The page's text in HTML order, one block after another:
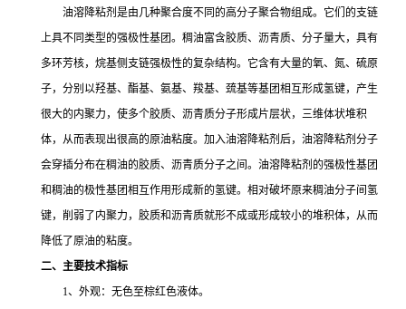
油溶降粘剂是由几种聚合度不同的高分子聚合物组成。它们的支链
上具不同类型的强极性基团。稠油富含胶质、沥青质、分子量大，具有
多环芳核，烷基侧支链强极性的复杂结构。它含有大量的氧、氮、硫原
子，分别以羟基、酯基、氨基、羧基、巯基等基团相互形成氢键，产生
很大的内聚力，使多个胶质、沥青质分子形成片层状，三维体状堆积
体，从而表现出很高的原油粘度。加入油溶降粘剂后，油溶降粘剂分子
会穿插分布在稠油的胶质、沥青质分子之间。油溶降粘剂的强极性基团
和稠油的极性基团相互作用形成新的氢键。相对破坏原来稠油分子间氢
键，削弱了内聚力，胶质和沥青质就形不成或形成较小的堆积体，从而
降低了原油的粘度。
二、主要技术指标
1、外观：无色至棕红色液体。